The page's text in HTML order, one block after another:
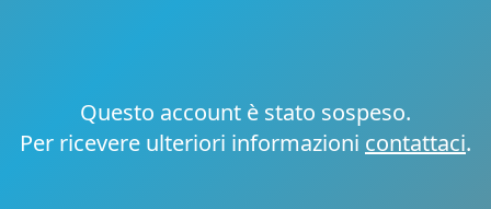
Questo account è stato sospeso.
Per ricevere ulteriori informazioni contattaci.